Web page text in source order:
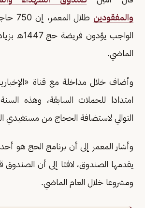
والمفقودين
طلال
الماضي.
وأضاف خلال مداخلة مع قناة
امتدادا للحملات السابقة، وهذه
التوالي لاستضافة الحجاج من مستفيدي
وأشار المعمر إلى أن برنامج الحج هو أحد
ومشروعا خلال العام الماضي.